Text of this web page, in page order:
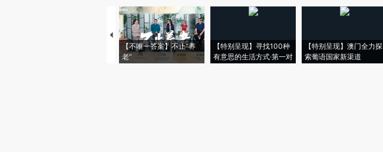
【不唯一答案】不止“养
老”
【特别呈现】寻找100种
有意思的生活方式·第一对
【特别呈现】澳门全力探
索葡语国家新渠道